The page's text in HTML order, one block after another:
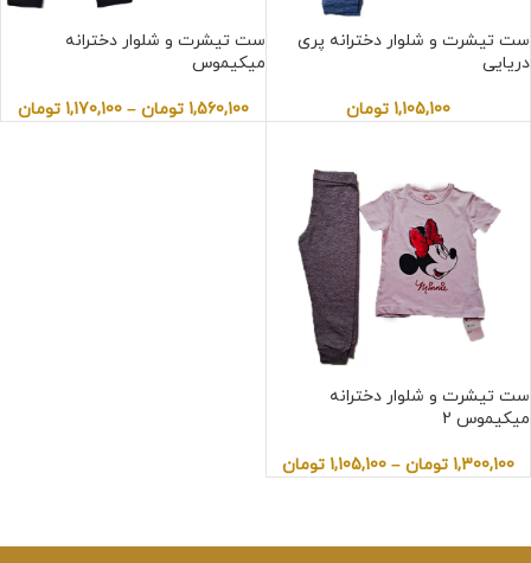
ست تیشرت و شلوار دخترانه پری
دریایی
1,105,100 تومان
ست تیشرت و شلوار دخترانه
میکیموس
1,560,100 تومان –
1,170,100 تومان
ست تیشرت و شلوار دخترانه
میکیموس 2
1,300,100 تومان –
1,105,100 تومان